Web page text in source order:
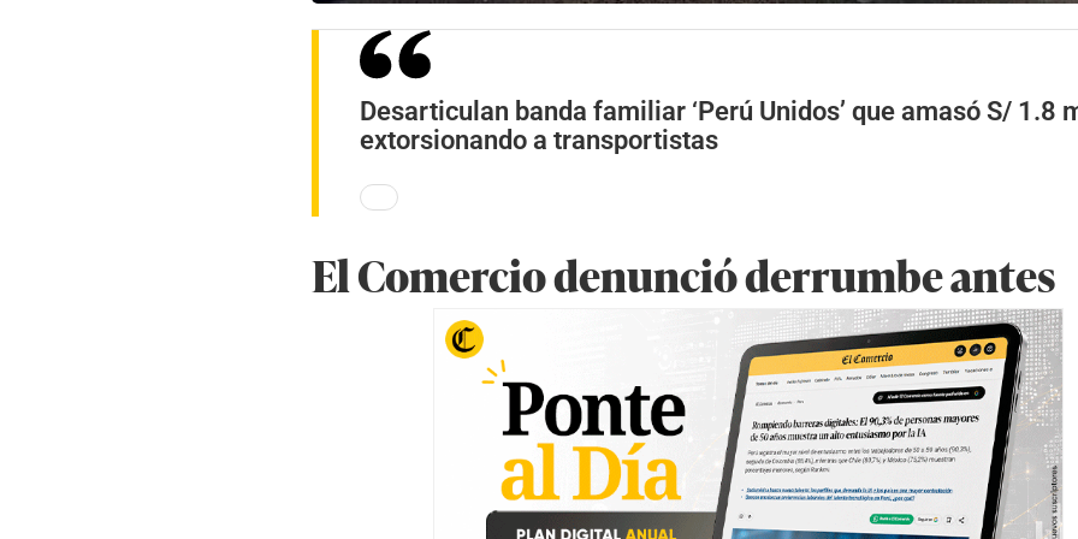
Desarticulan banda familiar ‘Perú Unidos’ que amasó S/ 1.8
extorsionando a transportistas
El Comercio denunció derrumbe antes